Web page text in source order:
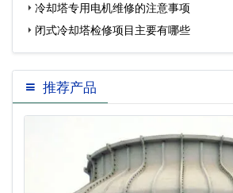
冷却塔专用电机维修的注意事项
闭式冷却塔检修项目主要有哪些
推荐产品